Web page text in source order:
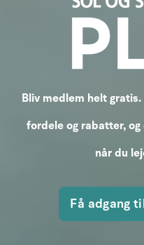
Bliv medlem helt
fordele og rabatter,
når du
Få adgang